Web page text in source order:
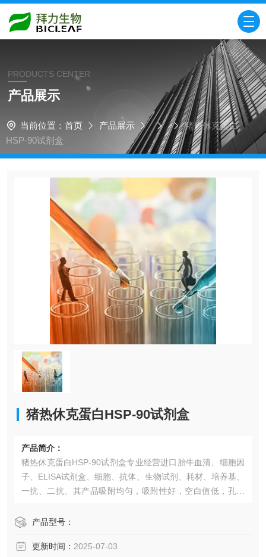
PRODUCTS CENTER
产品展示
当前位置： 首页 产品展示
猪热休克蛋白
HSP-90试剂盒​
猪热休克蛋白HSP-90试剂盒​
产品简介：
猪热休克蛋白HSP-90试剂盒​专业经营进口胎牛血清、细胞因
子、ELISA试剂盒、细胞、抗体、生物试剂、耗材、培养基、
一抗、二抗、其产品吸附均匀，吸附性好，空白值低，孔底
稳定的纯化技术，保证产品均能现货供应和产品质量的稳定
产品型号：
更新时间： 2025-07-03